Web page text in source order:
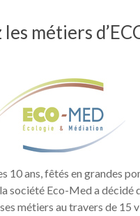
métiers
10 ans, fêtés en grandes
société Eco-Med a décidé
métiers au travers de 15